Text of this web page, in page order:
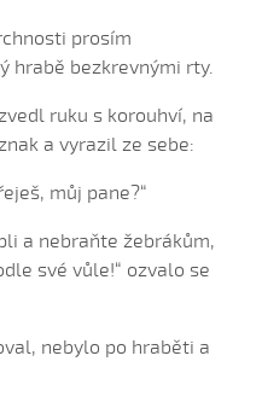
Vaculová, 2004)
2009)
Šilhavíková, 2010)
2006)
prosím
hrabě bezkrevnými rty.
ruku s korouhví, na
a vyrazil ze sebe:
můj pane?“
a nebraňte žebrákům,
své vůle!“ ozvalo se
nebylo po hraběti a